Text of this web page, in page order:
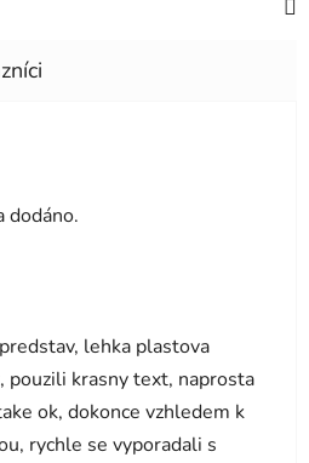
z 5 hvězdiček.
dodáno.
z 5 hvězdiček.
lehka plastova
pouzili krasny text, naprosta
ok, dokonce vzhledem k
rychle se vyporadali s